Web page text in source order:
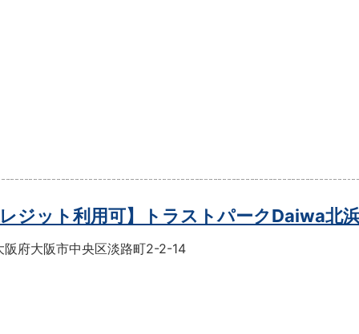
レジット利用可】トラストパークDaiwa北
阪府大阪市中央区淡路町2-2-14